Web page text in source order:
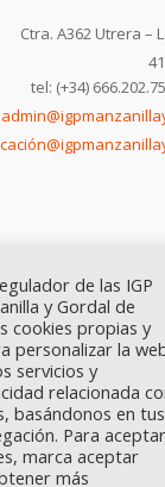
Ctra. A362 Utrera –
tel: (+34)
de las IGP
y Gordal de
cookies propias y
personalizar la
servicios y
relacionada
basándonos en tus
Para aceptar
marca aceptar
más